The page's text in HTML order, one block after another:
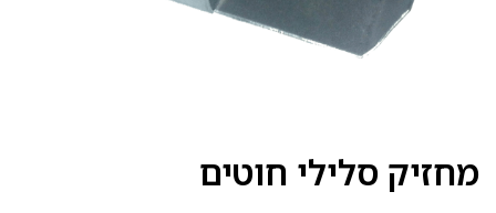
מחזיק סלילי חוטים